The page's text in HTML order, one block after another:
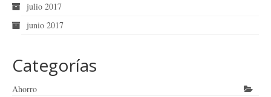
julio 2017
junio 2017
Categorías
Ahorro